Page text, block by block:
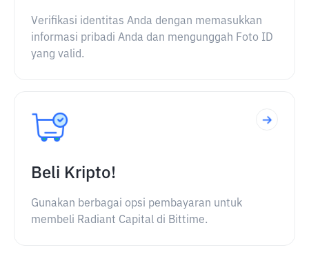
Verifikasi identitas Anda dengan memasukkan
informasi pribadi Anda dan mengunggah Foto ID
yang valid.
Beli Kripto!
Gunakan berbagai opsi pembayaran untuk
membeli Radiant Capital di Bittime.